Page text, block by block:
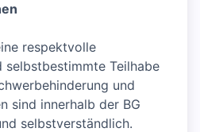
respektvolle
selbstbestimmte Teilhabe
und
sind innerhalb der BG
selbstverständlich.